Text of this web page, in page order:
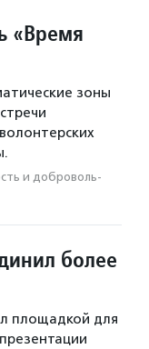
«Время
зоны
и доброволь­
более
площадкой для